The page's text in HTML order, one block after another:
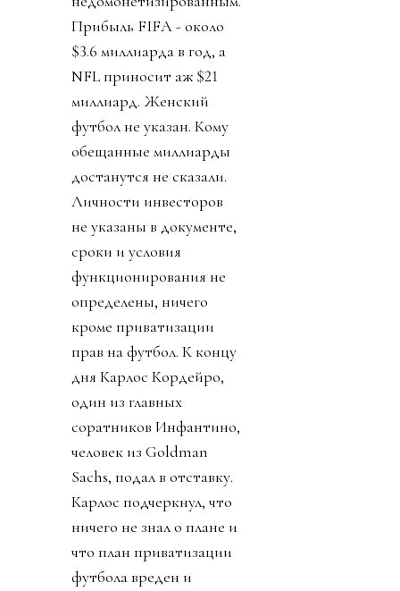
Прибыль FIFA - около
$3.6 миллиарда в год, а
NFL приносит аж $21
миллиард. Женский
футбол не указан. Кому
обещанные миллиарды
достанутся не сказали.
Личности инвесторов
не указаны в документе,
сроки и условия
функционирования не
определены, ничего
кроме приватизации
прав на футбол. К концу
дня Карлос Кордейро,
один из главных
соратников Инфантино,
человек из Goldman
Sachs, подал в отставку.
Карлос подчеркнул, что
ничего не знал о плане и
что план приватизации
футбола вреден и